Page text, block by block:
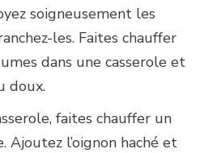
soigneusement les
les. Faites chauffer
dans une casserole et
doux.
faites chauffer un
Ajoutez l’oignon haché et